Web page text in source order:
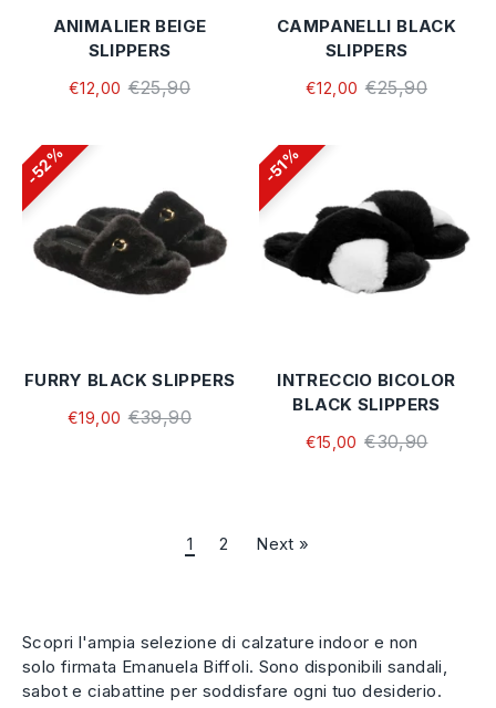
ANIMALIER BEIGE
SLIPPERS
€12,00 €25,90
CAMPANELLI BLACK
SLIPPERS
€12,00 €25,90
52%
FURRY BLACK SLIPPERS
€19,00 €39,90
51%
INTRECCIO BICOLOR
BLACK SLIPPERS
€15,00 €30,90
1 2 Next »
Scopri l'ampia selezione di calzature indoor e non
solo firmata Emanuela Biffoli. Sono disponibili sandali,
sabot e ciabattine per soddisfare ogni tuo desiderio.